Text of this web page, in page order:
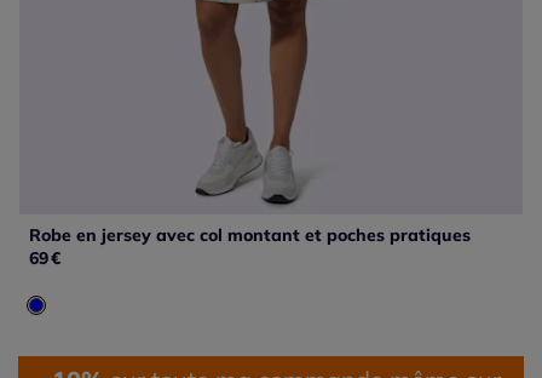
Robe en jersey avec col montant et poches pratiques
69€